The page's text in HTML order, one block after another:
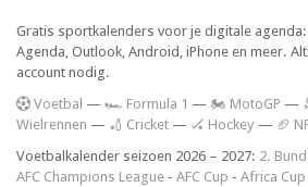
Gratis sportkalenders voor je digitale
Agenda, Outlook, Android, iPhone en meer.
account nodig.
Voetbal — 🏎️ Formula 1 — 🏍 MotoGP —
Wielrennen — 🏏 Cricket — 🏑 Hockey — 🏈
Voetbalkalender seizoen 2026 – 2027: 2.
AFC Champions League - AFC Cup - Africa